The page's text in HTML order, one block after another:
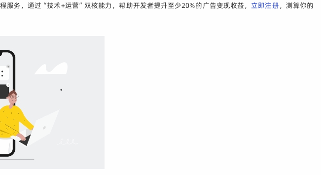
务，通过“技术+运营”双核能力，帮助开发者提升至少20%的广告变现收益， 立即注册，测算你的